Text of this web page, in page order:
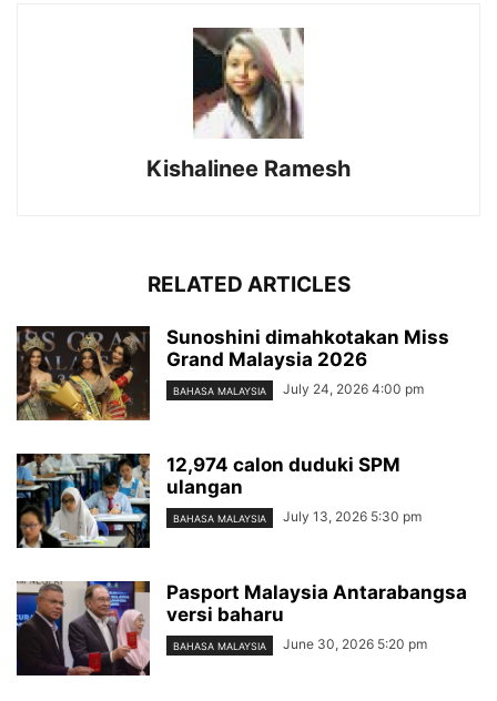
Kishalinee Ramesh
RELATED ARTICLES
Sunoshini dimahkotakan Miss
Grand Malaysia 2026
BAHASA MALAYSIA July 24, 2026 4:00 pm
12,974 calon duduki SPM
ulangan
BAHASA MALAYSIA July 13, 2026 5:30 pm
Pasport Malaysia Antarabangsa
versi baharu
BAHASA MALAYSIA June 30, 2026 5:20 pm